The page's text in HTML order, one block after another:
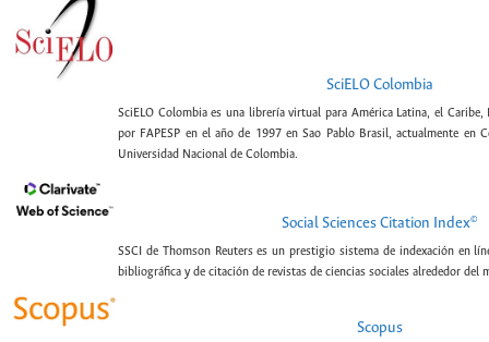
SciELO Colombia
SciELO Colombia es una librería virtual para América Latina, el Caribe,
por FAPESP en el año de 1997 en Sao Pablo Brasil, actualmente en
Universidad Nacional de Colombia.
Social Sciences Citation Index©
SSCI de Thomson Reuters es un prestigio sistema de indexación en
bibliográfica y de citación de revistas de ciencias sociales alrededor del
Scopus